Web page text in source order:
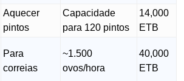
Aquecer
pintos
Capacidade
para 120 pintos
14,000
ETB
Para
correias
~1.500
ovos/hora
40,000
ETB